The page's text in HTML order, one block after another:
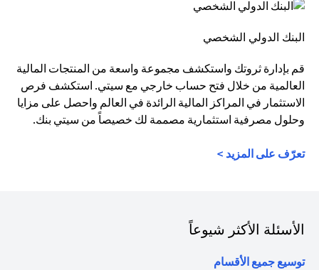
البنك الدولي الشخصي
قم بإدارة ثروتك واستكشف مجموعة واسعة من المنتجات المالية
العالمية من خلال فتح حساب خارجي مع سيتي. استكشف فرص
الاستثمار في المراكز المالية الرائدة في العالم واحصل على مزايا
وحلول مصرفية استثمارية مصممة لك خصيصاً من سيتي بنك.
تعرّف على المزيد >
الأسئلة الأكثر شيوعاً
توسيع جميع الأقسام